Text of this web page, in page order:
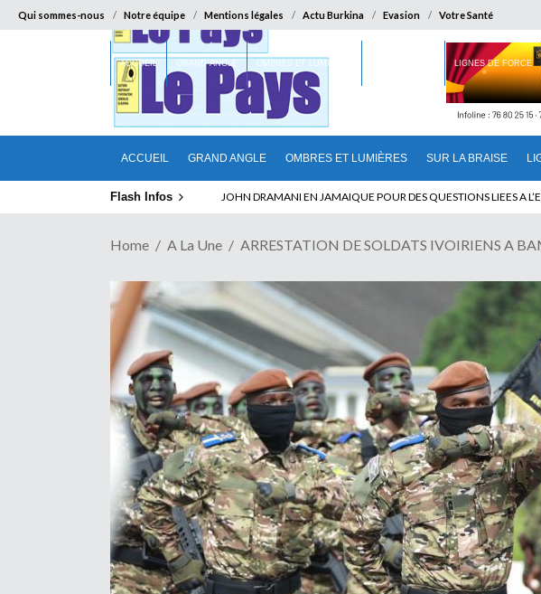
Qui sommes-nous Notre équipe Mentions légales Actu Burkina Evasion Votre Santé
ACCUEIL GRAND ANGLE OMBRES ET LUMIÈRES SUR LA BRAISE
ACCUEIL GRAND ANGLE OMBRES ET LUMIÈRES LIGNES DE FORCE
Flash Infos ELECTION DE TALON A LA TETE DU SENAT BENINOIS : Quand
Home A La Une ARRESTATION DE SOLDATS IVOIRIENS A